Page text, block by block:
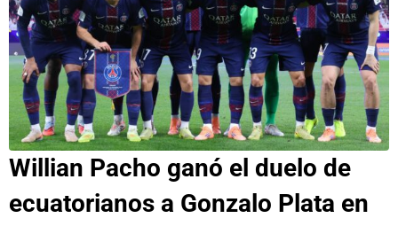
Willian Pacho ganó el duelo de
ecuatorianos a Gonzalo Plata en